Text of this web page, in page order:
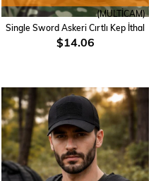
Single Sword Askeri Cırtlı Kep İthal
(MULTİCAM)
$14.06